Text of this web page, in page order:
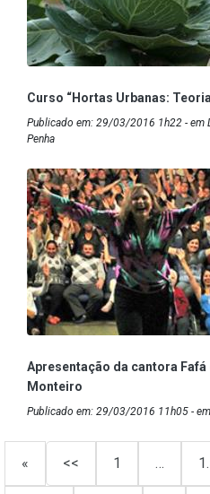
Curso “Hortas Urbanas:
Publicado em: 29/03/2016 1h22 - em
Penha
Apresentação da cantora Fafá
Monteiro
Publicado em: 29/03/2016 11h05 - em
« << 1 …